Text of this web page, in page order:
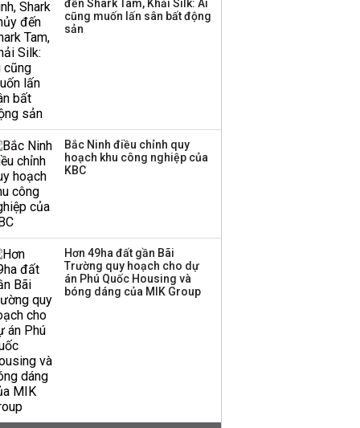
đến Shark Tam, Khải Silk: Ai
cũng muốn lấn sân bất động
sản
Bắc Ninh điều chỉnh quy
hoạch khu công nghiệp của
KBC
Hơn 49ha đất gần Bãi
Trường quy hoạch cho dự
án Phú Quốc Housing và
bóng dáng của MIK Group